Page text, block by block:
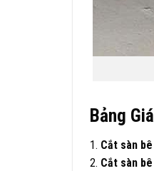
Bảng
1. Cắt sàn
2. Cắt sàn